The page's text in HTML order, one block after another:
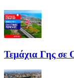
Τεμάχια Γης σε